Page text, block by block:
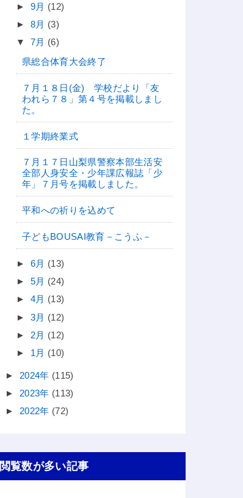
► 9月 (12)
► 8月 (3)
▼ 7月 (6)
県総合体育大会終了
７月１８日(金) 学校だより「友
われら７８」第４号を掲載しまし
た。
１学期終業式
７月１７日山梨県警察本部生活安
全部人身安全・少年課広報誌「少
年」７月号を掲載しました。
平和への祈りを込めて
子どもBOUSAI教育－こうふ－
► 6月 (13)
► 5月 (24)
► 4月 (13)
► 3月 (12)
► 2月 (12)
► 1月 (10)
► 2024年 (115)
► 2023年 (113)
► 2022年 (72)
閲覧数が多い記事